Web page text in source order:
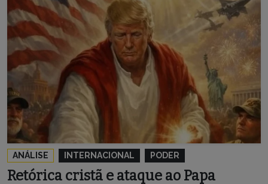
ANÁLISE INTERNACIONAL PODER
Retórica cristã e ataque ao Papa